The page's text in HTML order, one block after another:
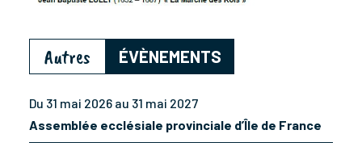
Autres ÉVÈNEMENTS
Du 31 mai 2026 au 31 mai 2027
Assemblée ecclésiale provinciale d’Île de France